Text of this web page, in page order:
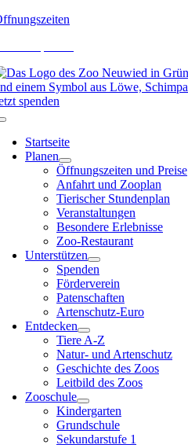
Zum
spenden
Toggle
NavigationStartseite
Planen
Öffnungszeiten und Preise
Anfahrt und Zooplan
Tierischer Stundenplan
Veranstaltungen
Besondere Erlebnisse
Zoo-Restaurant
Unterstützen
Spenden
Förderverein
Patenschaften
Artenschutz-Euro
Entdecken
Tiere A-Z
Natur- und Artenschutz
Geschichte des Zoos
Leitbild des Zoos
Zooschule
Kindergarten
Grundschule
Sekundarstufe 1